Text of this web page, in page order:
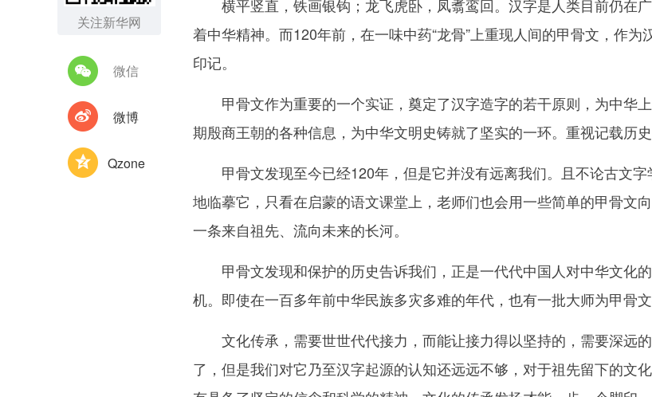
关注新华网
微信
微博
Qzone
横平竖直，铁画银钩；龙飞虎卧，凤翥鸾回。汉字是人类目前仍在
着中华精神。而120年前，在一味中药“龙骨”上重现人间的甲骨文，作
印记。
甲骨文作为重要的一个实证，奠定了汉字造字的若干原则，为中华
期殷商王朝的各种信息，为中华文明史铸就了坚实的一环。重视记载历
甲骨文发现至今已经120年，但是它并没有远离我们。且不论古文字
地临摹它，只看在启蒙的语文课堂上，老师们也会用一些简单的甲骨文
一条来自祖先、流向未来的长河。
甲骨文发现和保护的历史告诉我们，正是一代代中国人对中华文化
机。即使在一百多年前中华民族多灾多难的年代，也有一批大师为甲骨文
文化传承，需要世世代代接力，而能让接力得以坚持的，需要深远
了，但是我们对它乃至汉字起源的认知还远远不够，对于祖先留下的文